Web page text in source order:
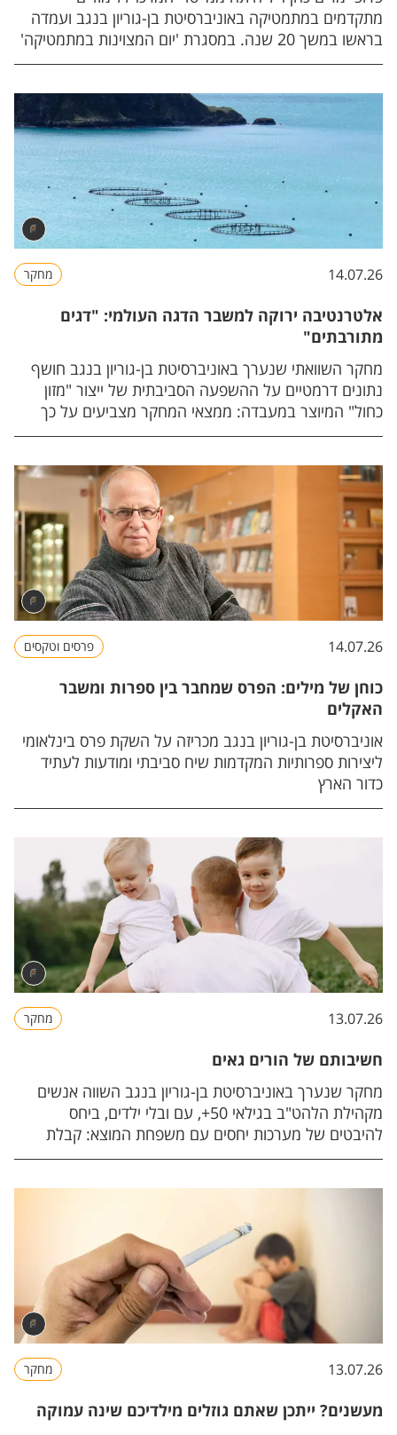
מתקדמים במתמטיקה באוניברסיטת בן-גוריון בנגב ועמדה
בראשו במשך 20 שנה. במסגרת 'יום המצוינות במתמטיקה'
שנקרא על שמה, הוענקו פרסי מצוינות לתלמידים
העביר הרצאה לזכרה.
מחקר 14.07.26
אלטרנטיבה ירוקה למשבר הדגה העולמי: "דגים
מתורבתים"
מחקר השוואתי שנערך באוניברסיטת בן-גוריון בנגב חושף
נתונים דרמטיים על ההשפעה הסביבתית של ייצור "מזון
כחול" המיוצר במעבדה: ממצאי המחקר מצביעים על כך
שמוצרי "מזון כחול" מתורבתים עשויים להפחית את פליטות
ימית קונבנציונליים, לצד שימוש מופחת בקרקע וצריכת
אנרגיה נמוכה יותר. ממצאי המחקר פורסמו בכתב העת
המוביל בתחום מדעי הסביבה ES&T .
פרסים וטקסים 14.07.26
כוחן של מילים: הפרס שמחבר בין ספרות ומשבר
האקלים
אוניברסיטת בן-גוריון בנגב מכריזה על השקת פרס בינלאומי
ליצירות ספרותיות המקדמות שיח סביבתי ומודעות לעתיד
כדור הארץ
מחקר 13.07.26
חשיבותם של הורים גאים
מחקר שנערך באוניברסיטת בן-גוריון בנגב השווה אנשים
מקהילת הלהט"ב בגילאי 50+, עם ובלי ילדים, ביחס
להיבטים של מערכות יחסים עם משפחת המוצא: קבלת
נטייה מינית וקרבה רגשית.
מחקר 13.07.26
מעשנים? ייתכן שאתם גוזלים מילדיכם שינה עמוקה